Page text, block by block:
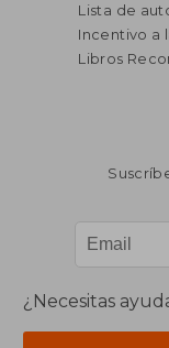
Lista de
Incentivo a
Libros
¿Necesitas